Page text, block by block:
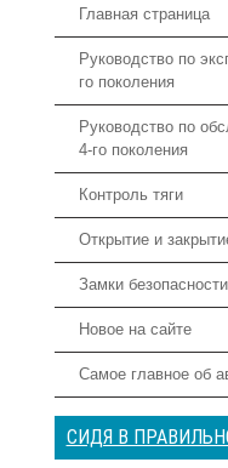
Главная страница
Руководство по
го поколения
Руководство по
4-го поколения
Контроль тяги
Открытие и
Замки
Новое на сайте
Самое главное об
СИДЯ В